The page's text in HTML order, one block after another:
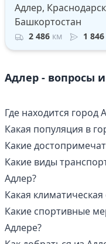
Адлер,
Башкортостан
2 486 км 1 846
Адлер - вопросы
Где находится город
Какая популяция в
Какие
Какие виды
Адлер?
Какая
Какие спортивные
Адлере?